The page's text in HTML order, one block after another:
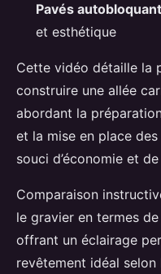
Pavés
et esthétique
Cette vidéo détaille la
construire une allée
abordant la
et la mise en place
souci d’économie et
Comparaison
le gravier en termes
offrant un éclairage
revêtement idéal